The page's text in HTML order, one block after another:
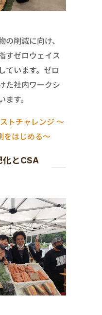
削減に向け、
すゼロウェイス
ています。ゼロ
た社内ワークシ
す。
トチャレンジ ～
をはじめる～
化とCSA